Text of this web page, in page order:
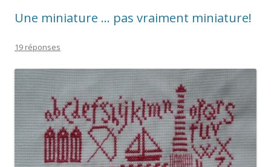
Une miniature … pas vraiment miniature!
19 réponses